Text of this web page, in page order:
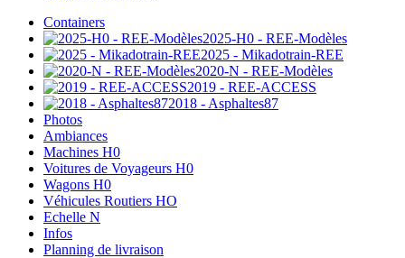
Containers
2025-H0 - REE-Modèles
2025 - Mikadotrain-REE
2020-N - REE-Modèles
2019 - REE-ACCESS
2018 - Asphaltes87
Photos
Ambiances
Machines H0
Voitures de Voyageurs H0
Wagons H0
Véhicules Routiers HO
Echelle N
Infos
Planning de livraison